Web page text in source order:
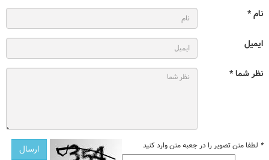
نام *
ایمیل
نظر شما *
* لطفا متن تصویر را در جعبه متن وارد کنید